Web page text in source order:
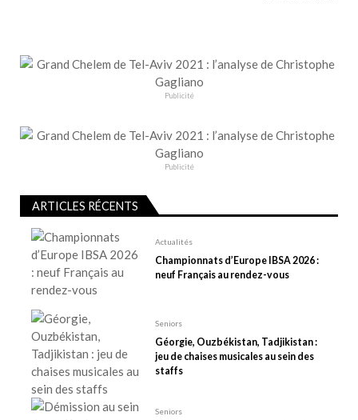
i
d
e
Publicité
Publicité
ARTICLES RÉCENTS
Actualités
Championnats d’Europe IBSA 2026 :
neuf Français au rendez-vous
Seniors
Géorgie, Ouzbékistan, Tadjikistan :
jeu de chaises musicales au sein des
staffs
Seniors